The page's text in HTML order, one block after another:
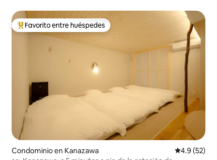
De los mejores en Favorito entre huéspedes
Favorito entre huéspedes
Condominio en Kanazawa Calificación
4.9 (52)